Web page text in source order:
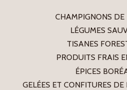
CHAMPIGNONS DE
LÉGUMES
TISANES
PRODUITS FRAIS
ÉPICES
GELÉES ET CONFITURES